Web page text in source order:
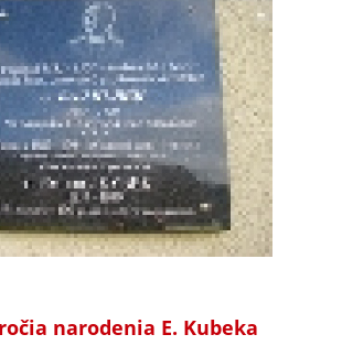
narodenia E. Kubeka